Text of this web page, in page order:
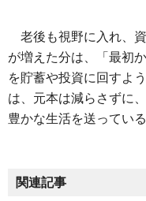
老後も視野に入れ、
が増えた分は、「最初
を貯蓄や投資に回すよ
は、元本は減らさずに
豊かな生活を送っている
関連記事